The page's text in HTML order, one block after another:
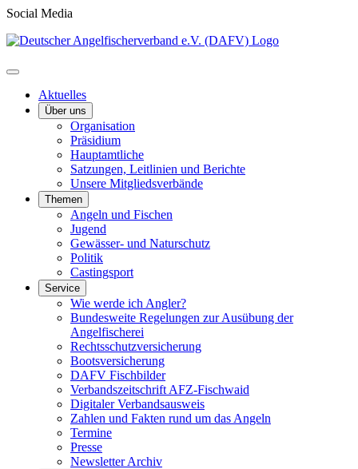
Social Media
Aktuelles
Über uns
Organisation
Präsidium
Hauptamtliche
Satzungen, Leitlinien und Berichte
Unsere Mitgliedsverbände
Themen
Angeln und Fischen
Jugend
Gewässer- und Naturschutz
Politik
Castingsport
Service
Wie werde ich Angler?
Bundesweite Regelungen zur Ausübung der
Angelfischerei
Rechtsschutzversicherung
Bootsversicherung
DAFV Fischbilder
Verbandszeitschrift AFZ-Fischwaid
Digitaler Verbandsausweis
Zahlen und Fakten rund um das Angeln
Termine
Presse
Newsletter Archiv